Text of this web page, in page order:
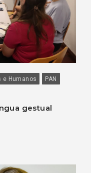
e Humanos
PAN
gestual